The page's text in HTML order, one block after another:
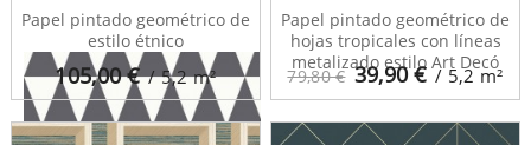
105,00€ / 5,2m²
Papel pintado geométrico de
estilo étnico
79,80 € 39,90€ / 5,2m²
Papel pintado geométrico de
hojas tropicales con líneas
metalizado estilo Art Decó